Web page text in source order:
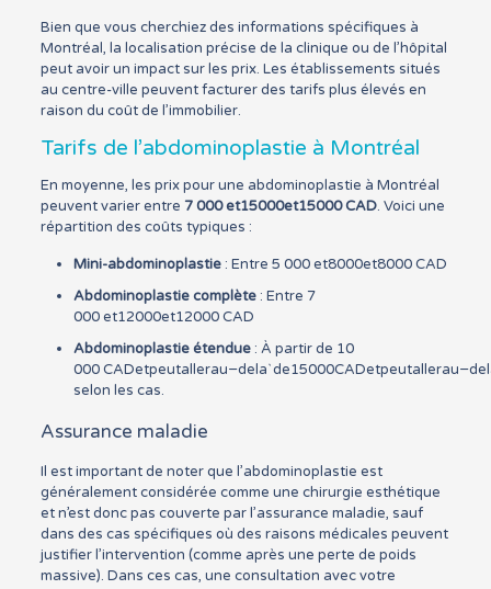
Bien que vous cherchiez des informations spécifiques à
Montréal, la localisation précise de la clinique ou de l’hôpital
peut avoir un impact sur les prix. Les établissements situés
au centre-ville peuvent facturer des tarifs plus élevés en
raison du coût de l’immobilier.
Tarifs de l’abdominoplastie à Montréal
En moyenne, les prix pour une abdominoplastie à Montréal
peuvent varier entre 7 000et15000et15000CAD. Voici une
répartition des coûts typiques :
Mini-abdominoplastie: Entre 5 000et8000et8000CAD
Abdominoplastie complète: Entre 7
000et12000et12000CAD
Abdominoplastie étendue: À partir de 10
000CADetpeutallerau−delaˋde15000CADetpeutallerau−del
selon les cas.
Assurance maladie
Il est important de noter que l’abdominoplastie est
généralement considérée comme une chirurgie esthétique
et n’est donc pas couverte par l’assurance maladie, sauf
dans des cas spécifiques où des raisons médicales peuvent
justifier l’intervention (comme après une perte de poids
massive). Dans ces cas, une consultation avec votre